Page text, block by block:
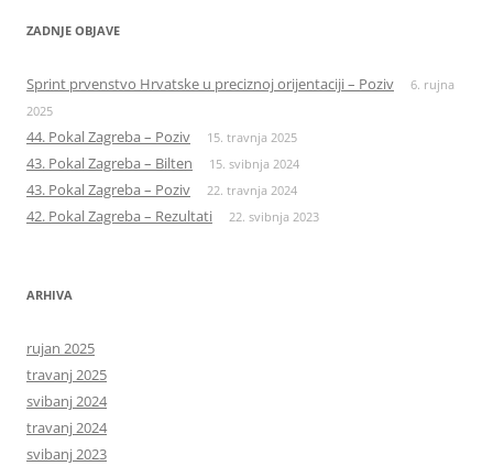
ZADNJE OBJAVE
Sprint prvenstvo Hrvatske u preciznoj orijentaciji – Poziv
6. rujna
2025
44. Pokal Zagreba – Poziv 15. travnja 2025
43. Pokal Zagreba – Bilten 15. svibnja 2024
43. Pokal Zagreba – Poziv 22. travnja 2024
42. Pokal Zagreba – Rezultati 22. svibnja 2023
ARHIVA
rujan 2025
travanj 2025
svibanj 2024
travanj 2024
svibanj 2023